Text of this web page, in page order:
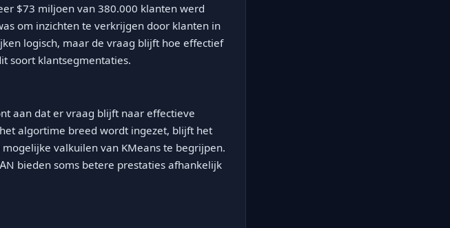
$73 miljoen van 380.000 klanten werd
om inzichten te verkrijgen door klanten in
logisch, maar de vraag blijft hoe effectief
soort klantsegmentaties.
aan dat er vraag blijft naar effectieve
algortime breed wordt ingezet, blijft het
valkuilen van KMeans te begrijpen.
bieden soms betere prestaties afhankelijk